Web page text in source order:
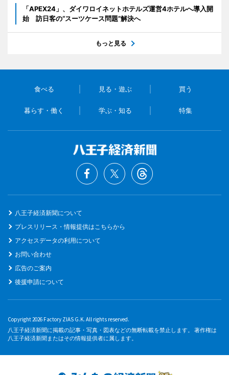
「APEX24」、ダイワロイネットホテルズ運営4ホテルへ導入開
始 訪日客の“スーツケース問題”解決へ
もっと見る
食べる 見る・遊ぶ 買う
暮らす・働く 学ぶ・知る 特集
八王子経済新聞について
プレスリリース・情報提供はこちらから
アクセスデータの利用について
お問い合わせ
広告のご案内
後援申請について
Copyright 2026 Factory ZIAS G.K. All rights reserved.
八王子経済新聞に掲載の記事・写真・図表などの無断転載を禁止します。 著作権は
八王子経済新聞またはその情報提供者に属します。